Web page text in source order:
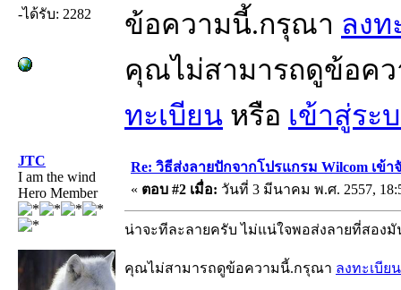
-ได้รับ: 2282
ข้อความนี้.กรุณา ลงท
คุณไม่สามารถดูข้อค
ทะเบียน หรือ เข้าสู่ระ
JTC
I am the wind
Hero Member
Re: วิธีส่งลายปักจากโปรแกรม Wilcom เข้า
« ตอบ #2 เมื่อ: วันที่ 3 มีนาคม พ.ศ. 2557,
น่าจะทีละลายครับ ไม่แน่ใจพอส่งลายที่สองมั
คุณไม่สามารถดูข้อความนี้.กรุณา ลงทะเบียน